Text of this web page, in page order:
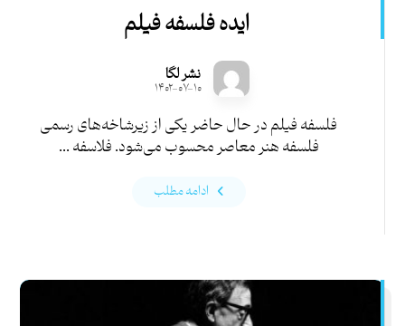
ایده فلسفه فیلم
نشر لگا
۱۴۰۲-۰۷-۱۰
فلسفه فیلم در حال حاضر یکی از زیرشاخه‌های رسمی
فلسفه هنر معاصر محسوب می‌شود. فلاسفه ...
ادامه مطلب